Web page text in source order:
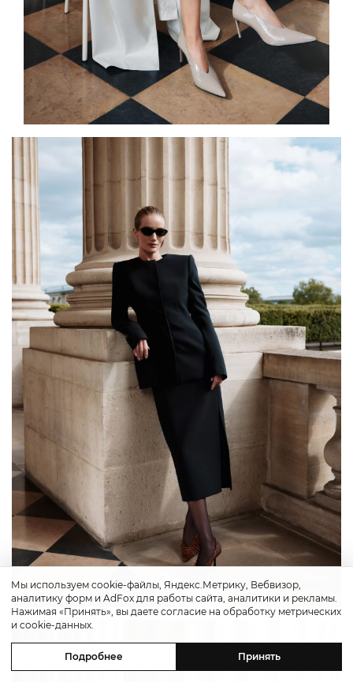
Мы используем cookie-файлы, Яндекс.Метрику, Вебвизор,
аналитику форм и AdFox для работы сайта, аналитики и рекламы.
Нажимая «Принять», вы даете согласие на обработку метрических
и cookie-данных.
Подробнее Принять